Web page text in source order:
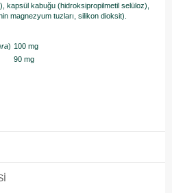
kapsül kabuğu (hidroksipropilmetil selüloz),
magnezyum tuzları, silikon dioksit).
) 100 mg
90 mg